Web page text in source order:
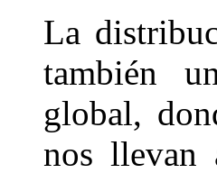
La
también
global,
nos llevan